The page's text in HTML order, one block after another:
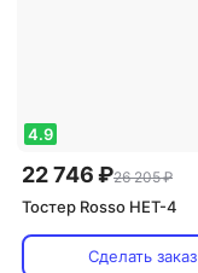
4.9
22 746 ₽26 205 ₽
Тостер Rosso HET-4
Сделать заказ